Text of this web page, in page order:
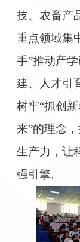
技、农畜产
重点领域集
手”推动产
建、人才引
树牢“抓创
来”的理念
生产力，让
强引擎。